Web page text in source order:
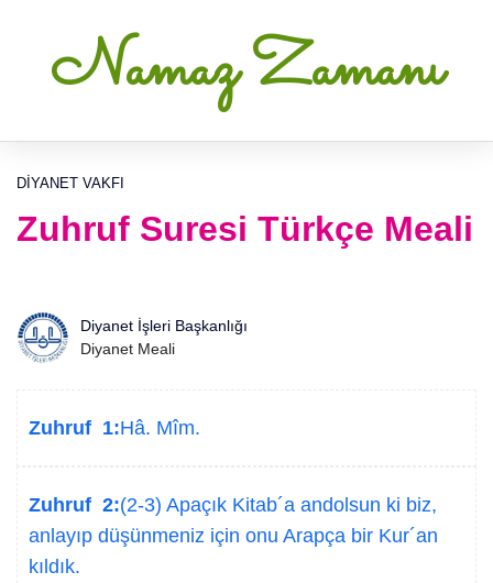
Namaz Zamanı
DIYANET VAKFI
Zuhruf Suresi Türkçe Meali
Diyanet İşleri Başkanlığı
Diyanet Meali
Zuhruf 1:Hâ. Mîm.
Zuhruf 2:(2-3) Apaçık Kitab´a andolsun ki biz,
anlayıp düşünmeniz için onu Arapça bir Kur´an
kıldık.